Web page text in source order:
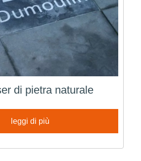
di pietra naturale
leggi di più